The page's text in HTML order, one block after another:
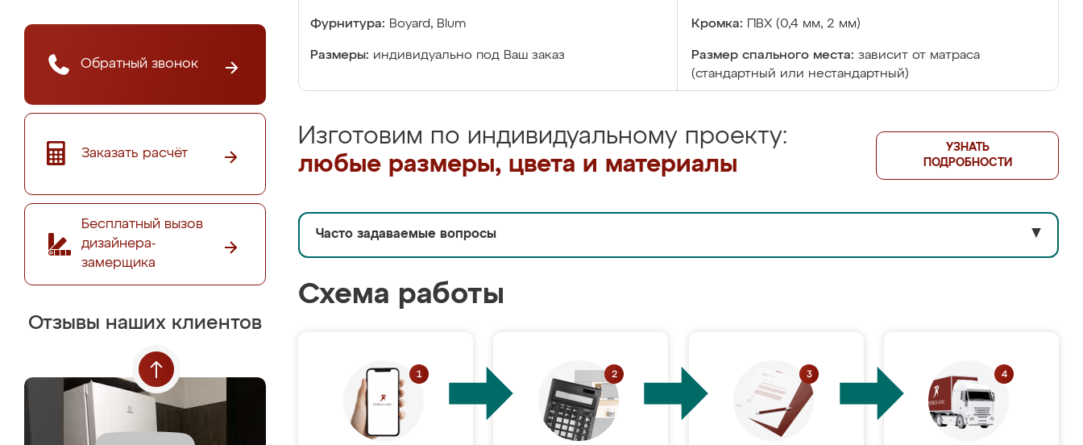
Обратный звонок
Заказать расчёт
Бесплатный вызов
дизайнера-
замерщика
Отзывы наших клиентов
Фурнитура: Boyard, Blum Кромка: ПВХ (0,4 мм, 2 мм)
Размеры: индивидуально под Ваш заказ Размер спального места: зависит от матраса
(стандартный или нестандартный)
Изготовим по индивидуальному проекту:
любые размеры, цвета и материалы
УЗНАТЬ
ПОДРОБНОСТИ
Часто задаваемые вопросы ▼
Схема работы